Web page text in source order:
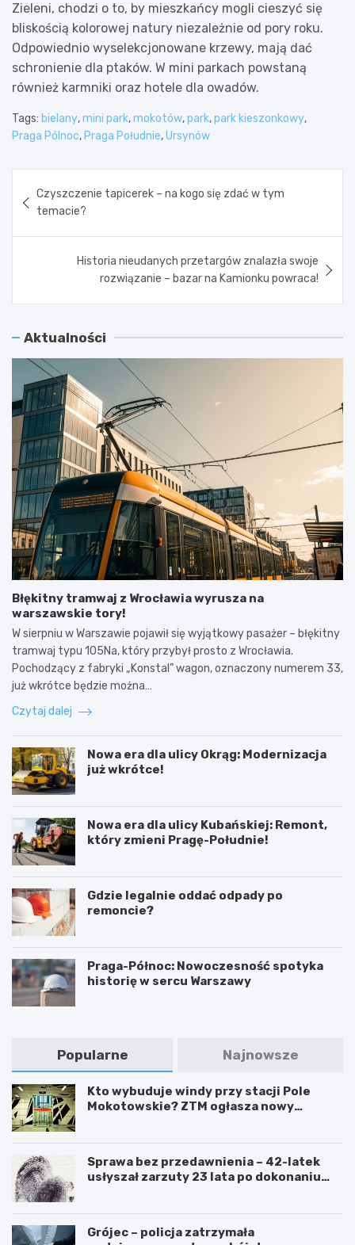
Zieleni, chodzi o to, by mieszkańcy mogli cieszyć się
bliskością kolorowej natury niezależnie od pory roku.
Odpowiednio wyselekcjonowane krzewy, mają dać
schronienie dla ptaków. W mini parkach powstaną
również karmniki oraz hotele dla owadów.
Tags: bielany,mini park,mokotów,park,park kieszonkowy,
Praga Pólnoc, Praga Południe,Ursynów
wpisu
Czyszczenie tapicerek – na kogo się zdać w tym
temacie?
Historia nieudanych przetargów znalazła swoje
rozwiązanie – bazar na Kamionku powraca!
Aktualności
Błękitny tramwaj z Wrocławia wyrusza na
warszawskie tory!
W sierpniu w Warszawie pojawił się wyjątkowy pasażer – błękitny
tramwaj typu 105Na, który przybył prosto z Wrocławia.
Pochodzący z fabryki „Konstal” wagon, oznaczony numerem 33,
już wkrótce będzie można…
Czytaj dalej
Nowa era dla ulicy Okrąg: Modernizacja
już wkrótce!
Nowa era dla ulicy Kubańskiej: Remont,
który zmieni Pragę-Południe!
Gdzie legalnie oddać odpady po
remoncie?
Praga-Północ: Nowoczesność spotyka
historię w sercu Warszawy
Popularne Najnowsze
Kto wybuduje windy przy stacji Pole
Mokotowskie? ZTM ogłasza nowy
Sprawa bez przedawnienia – 42-latek
usłyszał zarzuty 23 lata po dokonaniu
Grójec – policja zatrzymała